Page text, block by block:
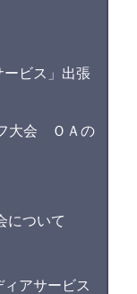
ビス」出張
大会 ＯＡの
について
アサービス